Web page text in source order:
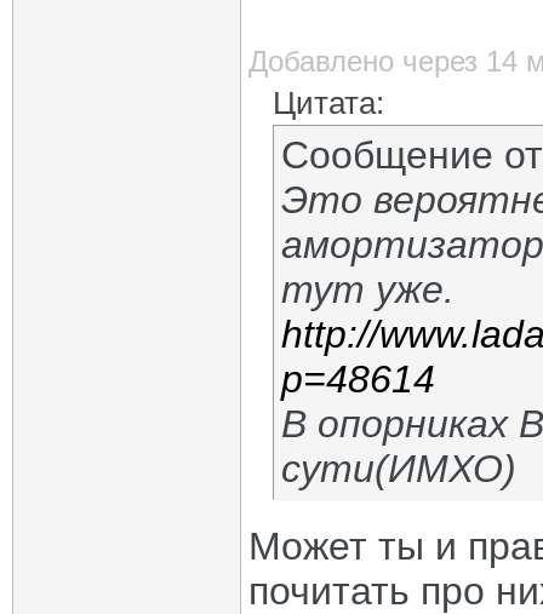
Добавлено через 14
Цитата:
Сообщение
Это
тут уже.
http://
p=48614
В опорниках
сути(ИМХО)
Может ты и
почитать про